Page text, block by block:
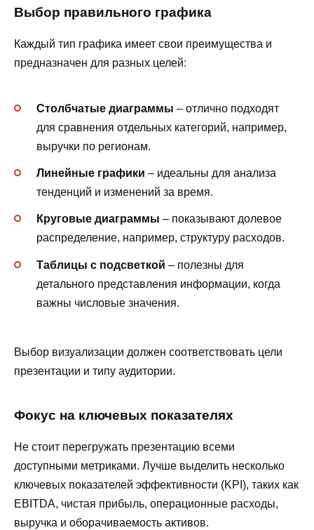
Выбор правильного графика
Каждый тип графика имеет свои преимущества и
предназначен для разных целей:
Столбчатые диаграммы – отлично подходят
для сравнения отдельных категорий, например,
выручки по регионам.
Линейные графики – идеальны для анализа
тенденций и изменений за время.
Круговые диаграммы – показывают долевое
распределение, например, структуру расходов.
Таблицы с подсветкой – полезны для
детального представления информации, когда
важны числовые значения.
Выбор визуализации должен соответствовать цели
презентации и типу аудитории.
Фокус на ключевых показателях
Не стоит перегружать презентацию всеми
доступными метриками. Лучше выделить несколько
ключевых показателей эффективности (KPI), таких как
EBITDA, чистая прибыль, операционные расходы,
выручка и оборачиваемость активов.